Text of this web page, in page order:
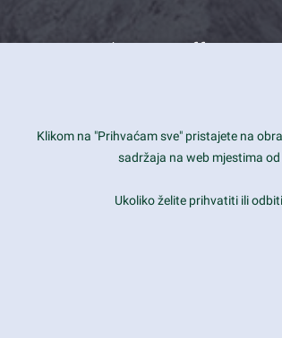
What we offer
Is your website user
Ark offers weekly stunning
Why our customers love Ark?
Klikom na "Prihvaćam sve" pristajete na
sadržaja na web mjestima
Ukoliko želite prihvatiti ili